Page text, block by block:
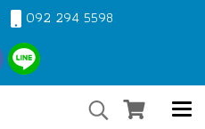
092 294 5598